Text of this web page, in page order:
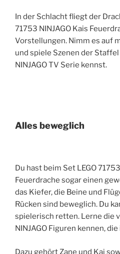
In der Schlacht fliegt der
71753 NINJAGO Kais
Vorstellungen. Nimm es auf
und spiele Szenen der Staffel
NINJAGO TV Serie kennst.
Alles beweglich
Du hast beim Set LEGO
Feuerdrache sogar einen
das Kiefer, die Beine und
Rücken sind beweglich. Du
spielerisch retten. Lerne die
NINJAGO Figuren kennen,
Dazu gehört Zane und Kai